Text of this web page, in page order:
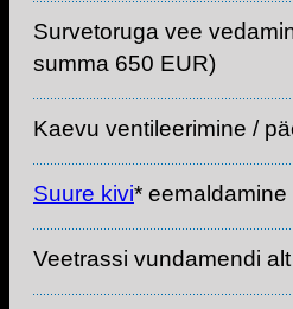
Survetoruga vee
summa 650 EUR)
Kaevu ventileerimine /
Suure kivi*
Veetrassi vundamendi